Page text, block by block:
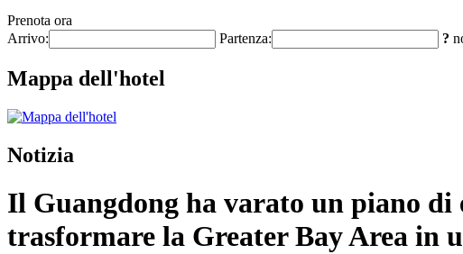
Prenota ora
Arrivo:
Partenza: ?
Mappa dell'hotel
Notizia
Il Guangdong ha varato un piano di
trasformare la Greater Bay Area in